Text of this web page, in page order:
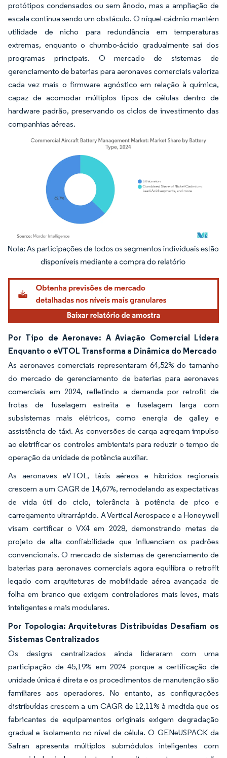
protótipos condensados ou sem ânodo, mas a ampliação de
escala continua sendo um obstáculo. O níquel-cádmio mantém
utilidade de nicho para redundância em temperaturas
extremas, enquanto o chumbo-ácido gradualmente sai dos
programas principais. O mercado de sistemas de
gerenciamento de baterias para aeronaves comerciais valoriza
cada vez mais o firmware agnóstico em relação à química,
capaz de acomodar múltiplos tipos de células dentro de
hardware padrão, preservando os ciclos de investimento das
companhias aéreas.
Imagem © Mordor Intelligence. O reuso requer atribuição conforme CC BY 4.0.
Por Tipo de Aeronave: A Aviação Comercial Lidera
Enquanto o eVTOL Transforma a Dinâmica do Mercado
As aeronaves comerciais representaram 64,52% do tamanho
do mercado de gerenciamento de baterias para aeronaves
comerciais em 2024, refletindo a demanda por retrofit de
frotas de fuselagem estreita e fuselagem larga com
subsistemas mais elétricos, como energia de galley e
assistência de táxi. As conversões de carga agregam impulso
ao eletrificar os controles ambientais para reduzir o tempo de
operação da unidade de potência auxiliar.
As aeronaves eVTOL, táxis aéreos e híbridos regionais
crescem a um CAGR de 14,67%, remodelando as expectativas
de vida útil do ciclo, tolerância à potência de pico e
carregamento ultrarrápido. A Vertical Aerospace e a Honeywell
visam certificar o VX4 em 2028, demonstrando metas de
projeto de alta confiabilidade que influenciam os padrões
convencionais. O mercado de sistemas de gerenciamento de
baterias para aeronaves comerciais agora equilibra o retrofit
legado com arquiteturas de mobilidade aérea avançada de
folha em branco que exigem controladores mais leves, mais
inteligentes e mais modulares.
Por Topologia: Arquiteturas Distribuídas Desafiam os
Sistemas Centralizados
Os designs centralizados ainda lideraram com uma
participação de 45,19% em 2024 porque a certificação de
unidade única é direta e os procedimentos de manutenção são
familiares aos operadores. No entanto, as configurações
distribuídas crescem a um CAGR de 12,11% à medida que os
fabricantes de equipamentos originais exigem degradação
gradual e isolamento no nível de célula. O GENeUSPACK da
Safran apresenta múltiplos submódulos inteligentes com